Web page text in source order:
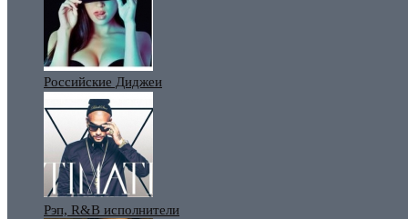
Российские Диджеи
Рэп, R&B исполнители